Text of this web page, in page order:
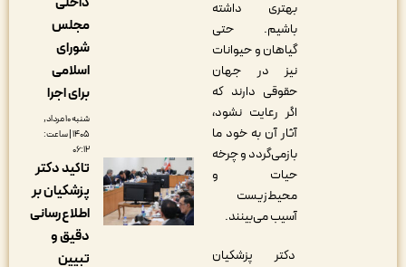
بهتری داشته
باشیم. حتی
گیاهان و حیوانات
نیز در جهان
حقوقی دارند که
اگر رعایت نشود،
آثار آن به خود ما
بازمی‌گردد و چرخه
حیات و
محیط‌زیست
آسیب می‌بینند.
دکتر پزشکیان
برای اجرا
شنبه ۱۰ مرداد,
۱۴۰۵ | ساعت:
تاکید دکتر
پزشکیان بر
اطلاع‌رسانی